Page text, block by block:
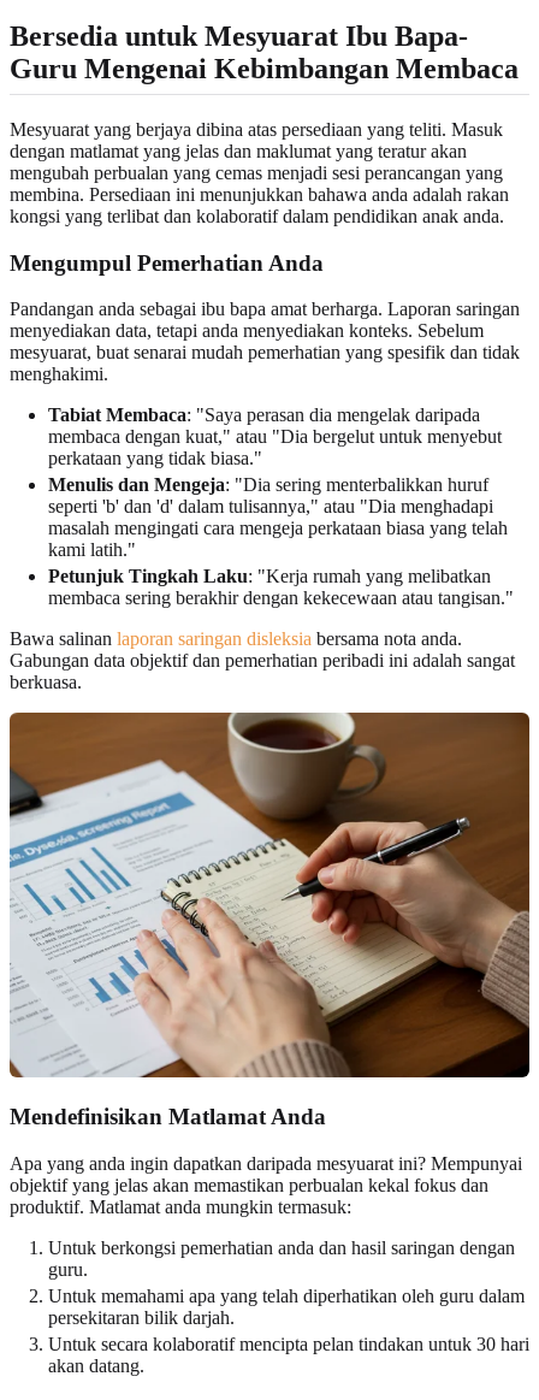
Bersedia untuk Mesyuarat Ibu Bapa-
Guru Mengenai Kebimbangan Membaca
Mesyuarat yang berjaya dibina atas persediaan yang teliti. Masuk
dengan matlamat yang jelas dan maklumat yang teratur akan
mengubah perbualan yang cemas menjadi sesi perancangan yang
membina. Persediaan ini menunjukkan bahawa anda adalah rakan
kongsi yang terlibat dan kolaboratif dalam pendidikan anak anda.
Mengumpul Pemerhatian Anda
Pandangan anda sebagai ibu bapa amat berharga. Laporan saringan
menyediakan data, tetapi anda menyediakan konteks. Sebelum
mesyuarat, buat senarai mudah pemerhatian yang spesifik dan tidak
menghakimi.
Tabiat Membaca: "Saya perasan dia mengelak daripada
membaca dengan kuat," atau "Dia bergelut untuk menyebut
perkataan yang tidak biasa."
Menulis dan Mengeja: "Dia sering menterbalikkan huruf
seperti 'b' dan 'd' dalam tulisannya," atau "Dia menghadapi
masalah mengingati cara mengeja perkataan biasa yang telah
kami latih."
Petunjuk Tingkah Laku: "Kerja rumah yang melibatkan
membaca sering berakhir dengan kekecewaan atau tangisan."
Bawa salinan laporan saringan disleksia bersama nota anda.
Gabungan data objektif dan pemerhatian peribadi ini adalah sangat
berkuasa.
Mendefinisikan Matlamat Anda
Apa yang anda ingin dapatkan daripada mesyuarat ini? Mempunyai
objektif yang jelas akan memastikan perbualan kekal fokus dan
produktif. Matlamat anda mungkin termasuk:
Untuk berkongsi pemerhatian anda dan hasil saringan dengan
guru.
Untuk memahami apa yang telah diperhatikan oleh guru dalam
persekitaran bilik darjah.
Untuk secara kolaboratif mencipta pelan tindakan untuk 30 hari
akan datang.